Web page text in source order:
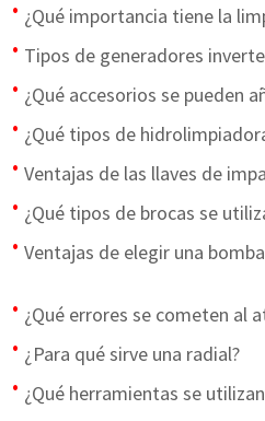
¿Qué importancia tiene la
Tipos de generadores
¿Qué accesorios se pueden
¿Qué tipos de
Ventajas de las llaves de
¿Qué tipos de brocas se
Ventajas de elegir una
¿Qué errores se cometen al
¿Para qué sirve una radial?
¿Qué herramientas se